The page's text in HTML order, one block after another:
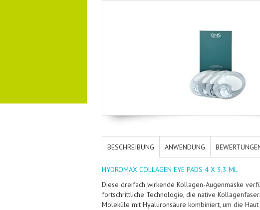
BESCHREIBUNG ANWENDUNG
HYDROMAX COLLAGEN EYE PADS 4 X 3,3 ML
Diese dreifach wirkende Kollagen-Augenmaske
fortschrittliche Technologie, die native
Moleküle mit Hyaluronsäure kombiniert, um die